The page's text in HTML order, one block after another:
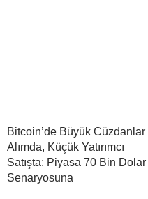
Bitcoin’de Büyük Cüzdanlar
Alımda, Küçük Yatırımcı
Satışta: Piyasa 70 Bin Dolar
Senaryosuna